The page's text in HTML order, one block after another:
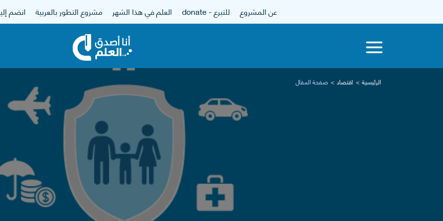
عن المشروع للتبرع - donate العلم في هذا الشهر مشروع التطور بالعربية انضم
الرئيسية اقتصاد صفحة المقال